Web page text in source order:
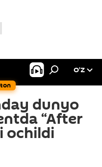
O’Z
dunyo
“After
ochildi